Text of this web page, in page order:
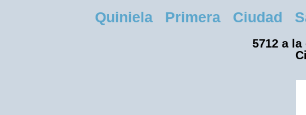
Quiniela Primera Ciudad
5712 a